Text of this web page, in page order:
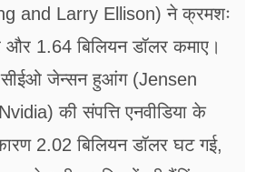
and Larry Ellison) ने क्रमशः
और 1.64 बिलियन डॉलर कमाए।
सीईओ जेन्सन हुआंग (Jensen
की संपत्ति एनवीडिया के
2.02 बिलियन डॉलर घट गई,